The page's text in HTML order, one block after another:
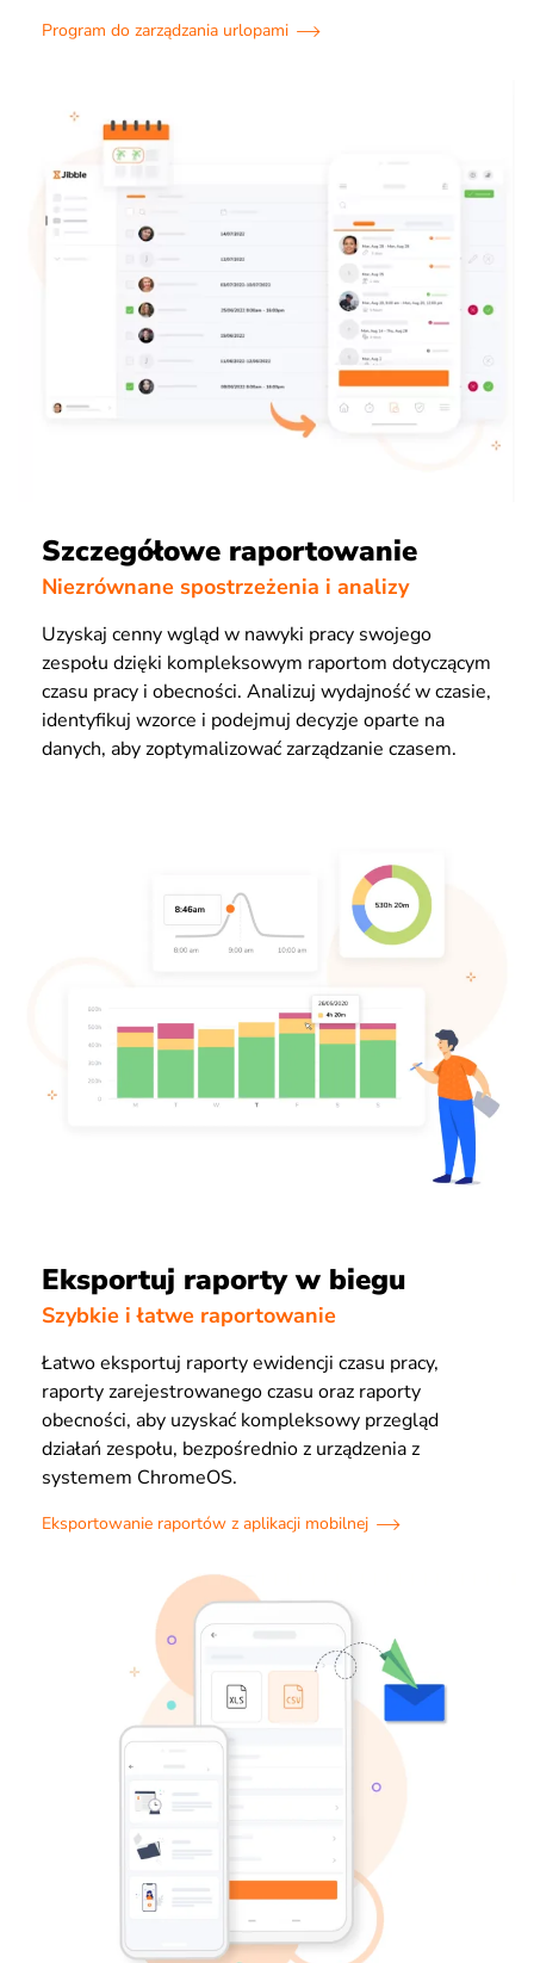
Program do zarządzania urlopami
Szczegółowe raportowanie
Niezrównane spostrzeżenia i analizy
Uzyskaj cenny wgląd w nawyki pracy swojego
zespołu dzięki kompleksowym raportom dotyczącym
czasu pracy i obecności. Analizuj wydajność w czasie,
identyfikuj wzorce i podejmuj decyzje oparte na
danych, aby zoptymalizować zarządzanie czasem.
Eksportuj raporty w biegu
Szybkie i łatwe raportowanie
Łatwo eksportuj raporty ewidencji czasu pracy,
raporty zarejestrowanego czasu oraz raporty
obecności, aby uzyskać kompleksowy przegląd
działań zespołu, bezpośrednio z urządzenia z
systemem ChromeOS.
Eksportowanie raportów z aplikacji mobilnej